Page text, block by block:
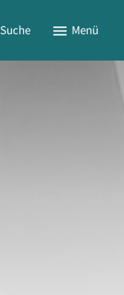
Suche Menü